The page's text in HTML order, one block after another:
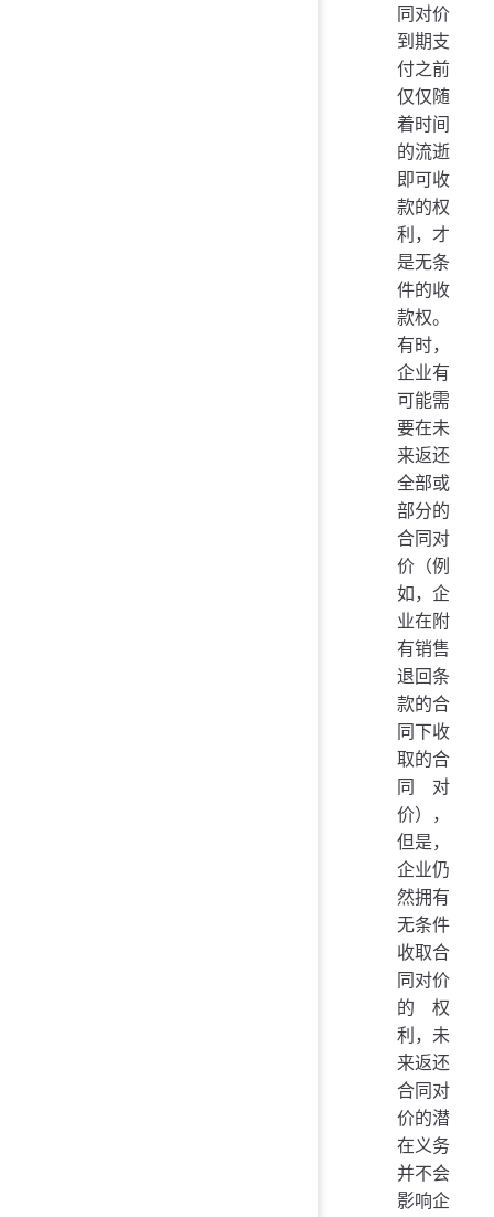
同对价
到期支
付之前
仅仅随
着时间
的流逝
即可收
款的权
利，才
是无条
件的收
款权。
有时，
企业有
可能需
要在未
来返还
全部或
部分的
合同对
价（例
如，企
业在附
有销售
退回条
款的合
同下收
取的合
同对
价），
但是，
企业仍
然拥有
无条件
收取合
同对价
的权
利，未
来返还
合同对
价的潜
在义务
并不会
影响企